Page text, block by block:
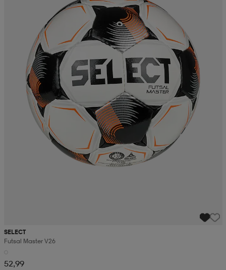
SELECT
Futsal Master V26
52,99